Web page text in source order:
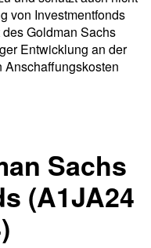
von Investmentfonds
Goldman Sachs
Entwicklung an der
Anschaffungskosten
Sachs
(A1JA24